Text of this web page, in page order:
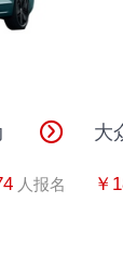
人报名
大
￥